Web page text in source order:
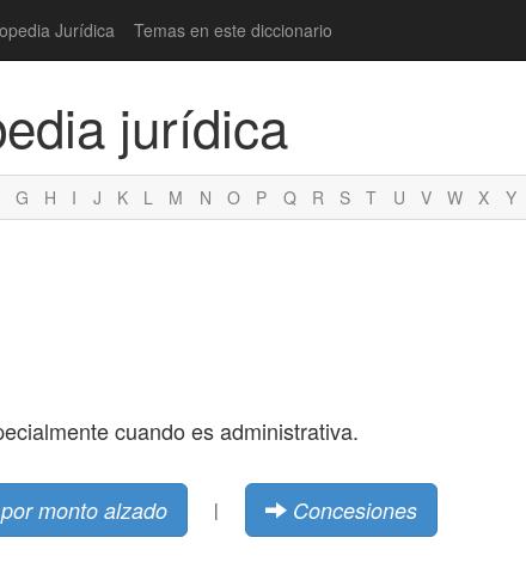
Jurídica Temas en este diccionario
jurídica
G H I J K L M N O P Q R S T U V W X Y
cuando es administrativa.
monto alzado | Concesiones